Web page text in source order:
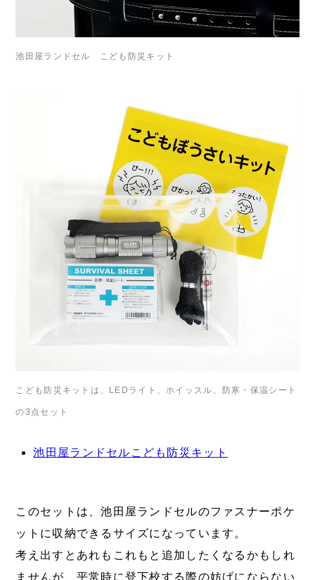
池田屋ランドセル こども防災キット
こども防災キットは、LEDライト、ホイッスル、防寒・保温シート
の3点セット
池田屋ランドセルこども防災キット
このセットは、池田屋ランドセルのファスナーポケ
ットに収納できるサイズになっています。
考え出すとあれもこれもと追加したくなるかもしれ
ませんが、平常時に登下校する際の妨げにならない